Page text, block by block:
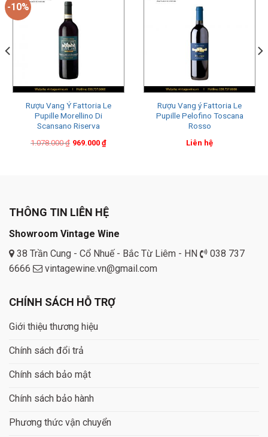
-10%
Rượu Vang Ý Fattoria Le
Pupille Morellino Di
Scansano Riserva
1.078.000₫
Original
969.000 ₫
Current
Rượu Vang ý Fattoria Le
Pupille Pelofino Toscana
Rosso
Liên hệ
THÔNG TIN LIÊN HỆ
Showroom Vintage Wine
38 Trần Cung - Cổ Nhuế - Bắc Từ Liêm - HN
038 737
6666
vintagewine.vn@gmail.com
CHÍNH SÁCH HỖ TRỢ
Giới thiệu thương hiệu
Chính sách đổi trả
Chính sách bảo mật
Chính sách bảo hành
Phương thức vận chuyển